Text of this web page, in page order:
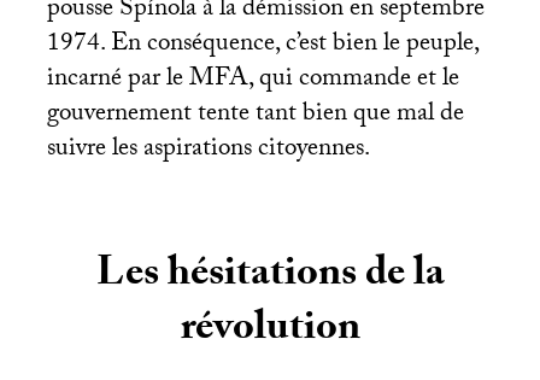
pousse Spínola à la démission en septembre
1974. En conséquence, c’est bien le peuple,
incarné par leMFA, qui commande et le
gouvernement tente tant bien que mal de
suivre les aspirations citoyennes.
Les hésitations de la
révolution